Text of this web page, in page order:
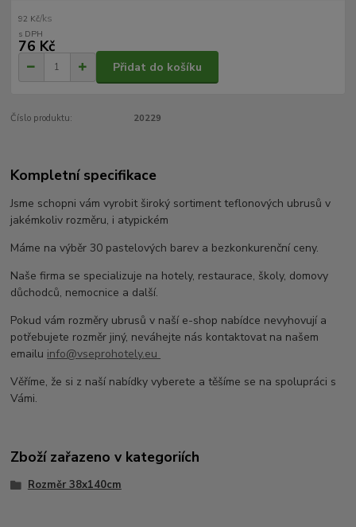
92 Kč/ks
76 Kč
Přidat do košíku
Číslo produktu: 20229
Kompletní specifikace
Jsme schopni vám vyrobit široký sortiment teflonových ubrusů v
jakémkoliv rozměru, i atypickém
Máme na výběr 30 pastelových barev a bezkonkurenční ceny.
Naše firma se specializuje na hotely, restaurace, školy, domovy
důchodců, nemocnice a další.
Pokud vám rozměry ubrusů v naší e-shop nabídce nevyhovují a
potřebujete rozměr jiný, neváhejte nás kontaktovat na našem
emailu info@vseprohotely.eu
Věříme, že si z naší nabídky vyberete a těšíme se na spolupráci s
Vámi.
Zboží zařazeno v kategoriích
Rozměr 38x140cm